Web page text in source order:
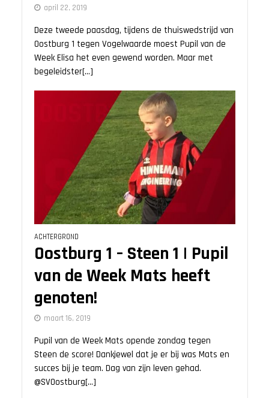
april 22, 2019
Deze tweede paasdag, tijdens de thuiswedstrijd van
Oostburg 1 tegen Vogelwaarde moest Pupil van de
Week Elisa het even gewend worden. Maar met
begeleidster[...]
ACHTERGROND
Oostburg 1 – Steen 1 | Pupil
van de Week Mats heeft
genoten!
maart 16, 2019
Pupil van de Week Mats opende zondag tegen
Steen de score! Dankjewel dat je er bij was Mats en
succes bij je team. Dag van zijn leven gehad.
@SVOostburg[...]